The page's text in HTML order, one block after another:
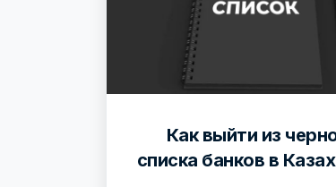
Как выйти из
списка банков в